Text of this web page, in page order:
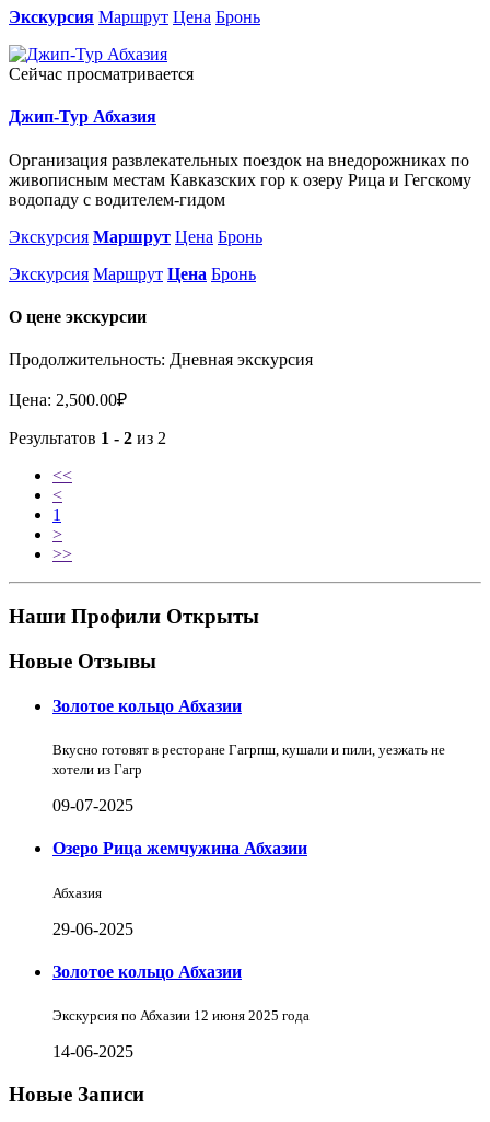
Экскурсия Маршрут Цена Бронь
Сейчас просматривается
Джип-Тур Абхазия
Организация развлекательных поездок на внедорожниках по
живописным местам Кавказских гор к озеру Рица и Гегскому
водопаду с водителем-гидом
Экскурсия Маршрут Цена Бронь
Экскурсия Маршрут Цена Бронь
О цене экскурсии
Продолжительность: Дневная экскурсия
Цена: 2,500.00₽
Результатов 1 - 2 из 2
<<
<
1
>
>>
Наши Профили Открыты
Новые Отзывы
Золотое кольцо Абхазии
Вкусно готовят в ресторане Гагрпш, кушали и пили, уезжать не
хотели из Гагр
09-07-2025
Озеро Рица жемчужина Абхазии
Абхазия
29-06-2025
Золотое кольцо Абхазии
Экскурсия по Абхазии 12 июня 2025 года
14-06-2025
Новые Записи